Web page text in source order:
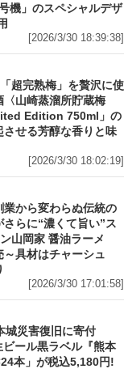
機」のスペシャルデザ
[2026/3/30 18:39:38]
超完熟梅」を贅沢に使
〈山崎蒸溜所貯蔵梅
Edition 750ml」の
せる芳醇な香りと味
[2026/3/30 18:02:19]
から変わらぬ伝統の
らに“濃くて旨い”ス
山岡家 醤油ラーメ
具材はチャーシュ
[2026/3/30 17:01:58]
城災害復旧に寄付
ール黒ラベル『熊本
本」が税込5,180円!